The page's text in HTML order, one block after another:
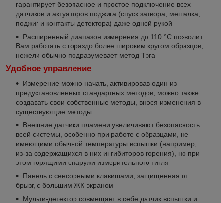
гарантирует безопасное и простое подключение всех
датчиков и актуаторов поджига (спуск затвора, мешалка,
поджиг и контакты детектора) даже одной рукой
Расширенный диапазон измерения до 110 °C позволит
Вам работать с гораздо более широким кругом образцов,
нежели обычно подразумевает метод Тэга
Удобное управление
Измерение можно начать, активировав один из
предустановленных стандартных методов, можно также
создавать свои собственные методы, внося изменения в
существующие методы
Внешние датчики пламени увеличивают безопасность
всей системы, особенно при работе с образцами, не
имеющими обычной температуры вспышки (например,
из-за содержащихся в них ингибиторов горения), но при
этом горящими снаружи измерительного тигля
Панель с сенсорными клавишами, защищенная от
брызг, с большим ЖК экраном
Мульти-детектор совмещает в себе датчик вспышки и